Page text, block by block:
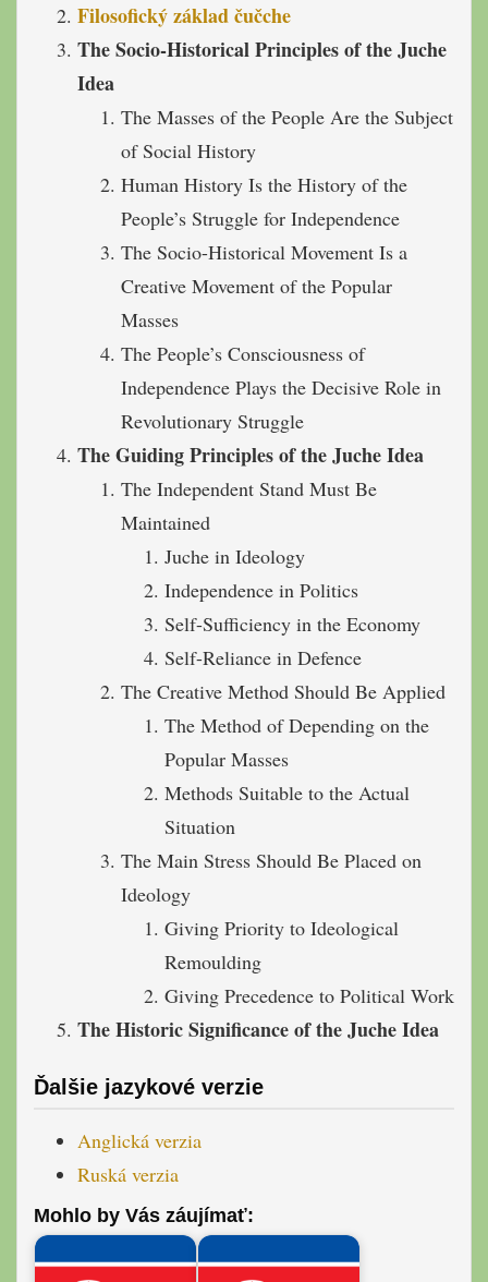
Filosofický základ čučche
The Socio-Historical Principles of the Juche
Idea
The Masses of the People Are the Subject
of Social History
Human History Is the History of the
People’s Struggle for Independence
The Socio-Historical Movement Is a
Creative Movement of the Popular
Masses
The People’s Consciousness of
Independence Plays the Decisive Role in
Revolutionary Struggle
The Guiding Principles of the Juche Idea
The Independent Stand Must Be
Maintained
Juche in Ideology
Independence in Politics
Self-Sufficiency in the Economy
Self-Reliance in Defence
The Creative Method Should Be Applied
The Method of Depending on the
Popular Masses
Methods Suitable to the Actual
Situation
The Main Stress Should Be Placed on
Ideology
Giving Priority to Ideological
Remoulding
Giving Precedence to Political Work
The Historic Significance of the Juche Idea
Ďalšie jazykové verzie
Anglická verzia
Ruská verzia
Mohlo by Vás záujímať: